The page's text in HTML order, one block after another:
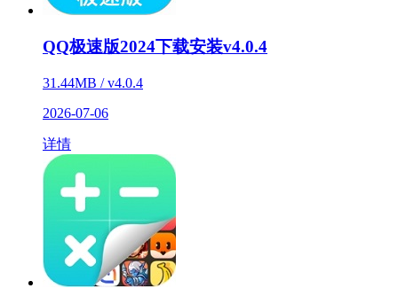
QQ极速版2024下载安装v4.0.4
31.44MB / v4.0.4
2026-07-06
详情